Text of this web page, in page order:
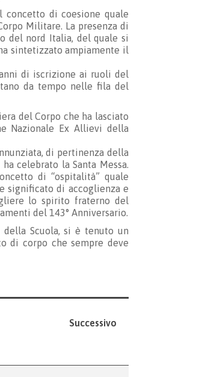
concetto di coesione quale
Militare. La presenza di
del nord Italia, del quale si
sintetizzato ampiamente il
di iscrizione ai ruoli del
da tempo nelle fila del
del Corpo che ha lasciato
Nazionale Ex Allievi della
di pertinenza della
celebrato la Santa Messa.
di “ospitalità” quale
significato di accoglienza e
lo spirito fraterno del
del 143° Anniversario.
Scuola, si è tenuto un
di corpo che sempre deve
Successivo